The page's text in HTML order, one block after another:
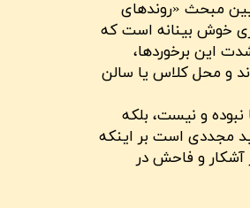
مبحث «روندهای
خوش بینانه است که
این برخوردها،
و محل کلاس یا سالن
و نیست، بلکه
مجددی است بر اینکه
آشکار و فاحش در